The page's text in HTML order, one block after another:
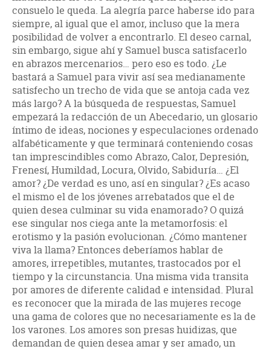
consuelo le queda. La alegría parce haberse ido para
siempre, al igual que el amor, incluso que la mera
posibilidad de volver a encontrarlo. El deseo carnal,
sin embargo, sigue ahí y Samuel busca satisfacerlo
en abrazos mercenarios… pero eso es todo. ¿Le
bastará a Samuel para vivir así sea medianamente
satisfecho un trecho de vida que se antoja cada vez
más largo? A la búsqueda de respuestas, Samuel
empezará la redacción de un Abecedario, un glosario
íntimo de ideas, nociones y especulaciones ordenado
alfabéticamente y que terminará conteniendo cosas
tan imprescindibles como Abrazo, Calor, Depresión,
Frenesí, Humildad, Locura, Olvido, Sabiduría… ¿El
amor? ¿De verdad es uno, así en singular? ¿Es acaso
el mismo el de los jóvenes arrebatados que el de
quien desea culminar su vida enamorado? O quizá
ese singular nos ciega ante la metamorfosis: el
erotismo y la pasión evolucionan. ¿Cómo mantener
viva la llama? Entonces deberíamos hablar de
amores, irrepetibles, mutantes, trastocados por el
tiempo y la circunstancia. Una misma vida transita
por amores de diferente calidad e intensidad. Plural
es reconocer que la mirada de las mujeres recoge
una gama de colores que no necesariamente es la de
los varones. Los amores son presas huidizas, que
demandan de quien desea amar y ser amado, un